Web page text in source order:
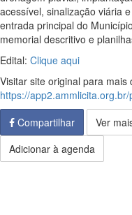
acessível, sinalização viária
entrada principal do
memorial descritivo e
Edital: Clique aqui
Visitar site original para mais
https://
Compartilhar
Ver
Adicionar à agenda